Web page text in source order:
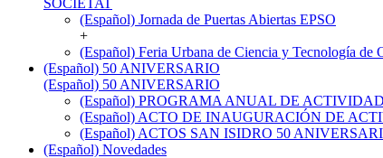
SOCIETAT
(Español) Jornada de Puertas Abiertas EPSO
+
(Español) Feria Urbana de Ciencia y Tecnología de
(Español) 50 ANIVERSARIO
(Español) 50 ANIVERSARIO
(Español) PROGRAMA ANUAL DE
(Español) ACTO DE INAUGURACIÓN DE
(Español) ACTOS SAN ISIDRO 50
(Español) Novedades